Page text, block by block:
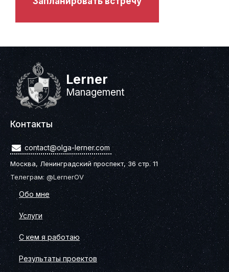
Lerner
Management
Контакты
contact@olga-lerner.com
Москва, Ленинградский проспект, 36 стр. 11
Телеграм: @LernerOV
Обо мне
Услуги
С кем я работаю
Результаты проектов